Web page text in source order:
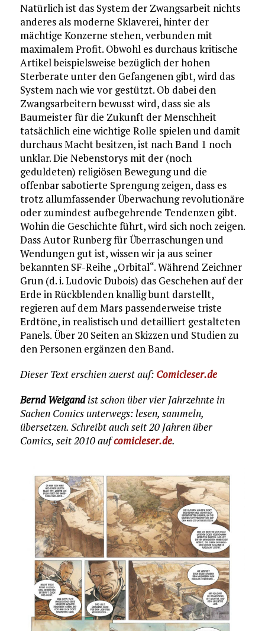
Natürlich ist das System der Zwangsarbeit nichts
anderes als moderne Sklaverei, hinter der
mächtige Konzerne stehen, verbunden mit
maximalem Profit. Obwohl es durchaus kritische
Artikel beispielsweise bezüglich der hohen
Sterberate unter den Gefangenen gibt, wird das
System nach wie vor gestützt. Ob dabei den
Zwangsarbeitern bewusst wird, dass sie als
Baumeister für die Zukunft der Menschheit
tatsächlich eine wichtige Rolle spielen und damit
durchaus Macht besitzen, ist nach Band 1 noch
unklar. Die Nebenstorys mit der (noch
geduldeten) religiösen Bewegung und die
offenbar sabotierte Sprengung zeigen, dass es
trotz allumfassender Überwachung revolutionäre
oder zumindest aufbegehrende Tendenzen gibt.
Wohin die Geschichte führt, wird sich noch zeigen.
Dass Autor Runberg für Überraschungen und
Wendungen gut ist, wissen wir ja aus seiner
bekannten SF-Reihe „Orbital“. Während Zeichner
Grun (d. i. Ludovic Dubois) das Geschehen auf der
Erde in Rückblenden knallig bunt darstellt,
regieren auf dem Mars passenderweise triste
Erdtöne, in realistisch und detailliert gestalteten
Panels. Über 20 Seiten an Skizzen und Studien zu
den Personen ergänzen den Band.
Dieser Text erschien zuerst auf: Comicleser.de
Bernd Weigandist schon über vier Jahrzehnte in
Sachen Comics unterwegs: lesen, sammeln,
übersetzen. Schreibt auch seit 20 Jahren über
Comics, seit 2010 aufcomicleser.de.